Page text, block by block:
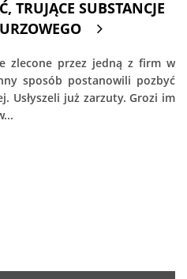
TRUJĄCE SUBSTANCJE
zlecone przez jedną z firm w
sposób postanowili pozbyć
Usłyszeli już zarzuty. Grozi im